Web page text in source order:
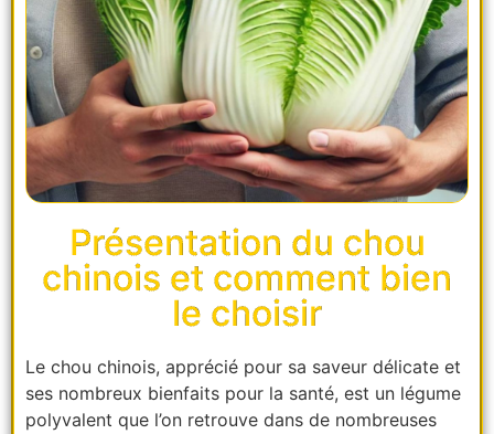
Présentation du chou
chinois et comment bien
le choisir
Le chou chinois, apprécié pour sa saveur délicate et
ses nombreux bienfaits pour la santé, est un légume
polyvalent que l’on retrouve dans de nombreuses